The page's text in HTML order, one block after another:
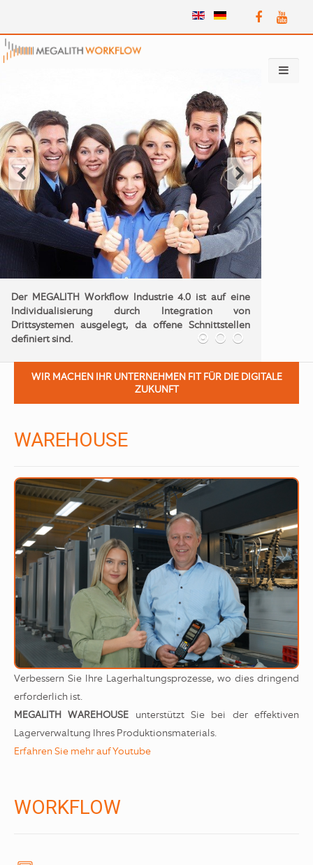
Der MEGALITH Workflow Industrie 4.0 ist auf eine
Individualisierung durch Integration von
Drittsystemen ausgelegt, da offene Schnittstellen
definiert sind.
WIR MACHEN IHR UNTERNEHMEN FIT FÜR DIE DIGITALE
ZUKUNFT
WAREHOUSE
Verbessern Sie Ihre Lagerhaltungsprozesse, wo dies dringend
erforderlich ist.
MEGALITH WAREHOUSE unterstützt Sie bei der effektiven
Lagerverwaltung Ihres Produktionsmaterials.
Erfahren Sie mehr auf Youtube
WORKFLOW